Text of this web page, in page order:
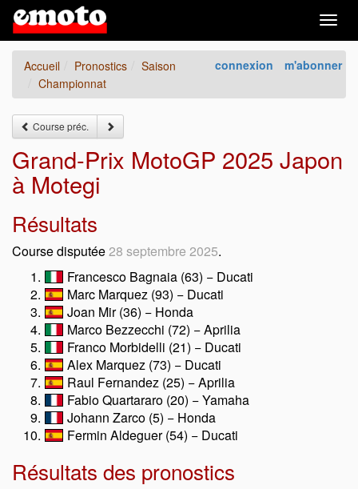
connexion m'abonner
Accueil Pronostics
Saison
Championnat
Course préc.
Grand-Prix MotoGP 2025 Japon
à Motegi
Résultats
Course disputée28 septembre 2025.
Francesco Bagnaia (63) − Ducati
Marc Marquez (93) − Ducati
Joan Mir (36) − Honda
Marco Bezzecchi (72) − Aprilia
Franco Morbidelli (21) − Ducati
Alex Marquez (73) − Ducati
Raul Fernandez (25) − Aprilia
Fabio Quartararo (20) − Yamaha
Johann Zarco (5) − Honda
Fermin Aldeguer (54) − Ducati
Résultats des pronostics